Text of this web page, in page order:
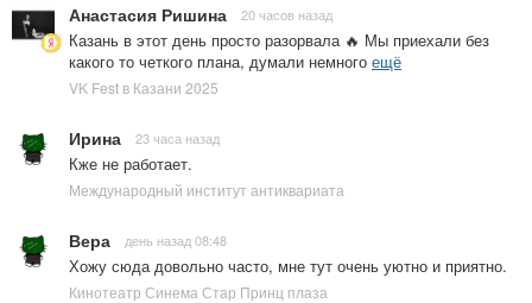
Анастасия Ришина 20 часов назад
Казань в этот день просто разорвала 🔥 Мы приехали без
какого то четкого плана, думали немного ещё
VK Fest в Казани 2025
Ирина 23 часа назад
Кже не работает.
Международный институт антиквариата
Вера день назад 08:48
Хожу сюда довольно часто, мне тут очень уютно и приятно.
Кинотеатр Синема Стар Принц плаза